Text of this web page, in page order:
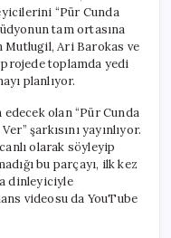
Cunda
Live
Sessions
için
“Pür Cunda
tam ortasına
Mutlugil, Ari Barokas ve
toplamda yedi
planlıyor.
olan “Pür Cunda
şarkısını yayınlıyor.
olarak söyleyip
bu parçayı, ilk kez
dinleyiciyle
videosu da YouTube